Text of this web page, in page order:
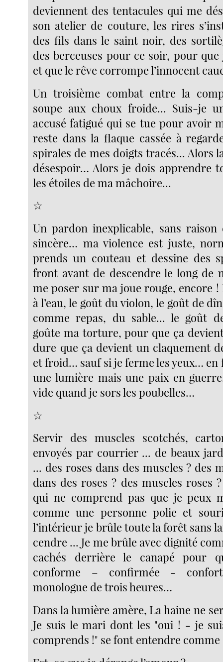
deviennent des tentacules qui me
son atelier de couture, les rires
des fils dans le saint noir, des
des berceuses pour ce soir, pour
et que le rêve corrompe l’innocent
Un troisième combat entre la
soupe aux choux froide... Suis-je
accusé fatigué qui se tue pour avoir
reste dans la flaque cassée à
spirales de mes doigts tracés... Alors
désespoir… Alors je dois apprendre
les étoiles de ma mâchoire...
☆
Un pardon inexplicable, sans
sincère… ma violence est juste,
prends un couteau et dessine des
front avant de descendre le long de
me poser sur ma joue rouge, encore !
à l’eau, le goût du violon, le goût de
comme repas, du sable... le goût
goûte ma torture, pour que ça
dure que ça devient un claquement
et froid… sauf si je ferme les yeux… en
une lumière mais une paix en
vide quand je sors les poubelles…
☆
Servir des muscles scotchés,
envoyés par courrier ... de beaux
... des roses dans des muscles ? des
dans des roses ? des muscles roses
qui ne comprend pas que je peux
comme une personne polie et
l’intérieur je brûle toute la forêt sans
cendre ... Je me brûle avec dignité
cachés derrière le canapé pour
conforme – confirmée -
monologue de trois heures…
Dans la lumière amère, La haine ne
Je suis le mari dont les "oui ! - je
comprends !" se font entendre